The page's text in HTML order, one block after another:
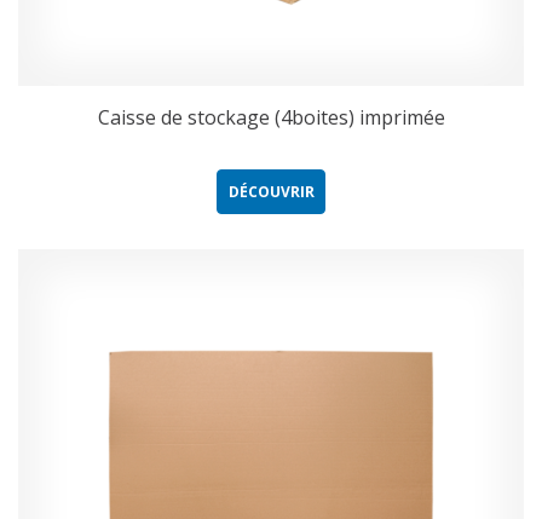
Caisse de stockage (4boites) imprimée
DÉCOUVRIR